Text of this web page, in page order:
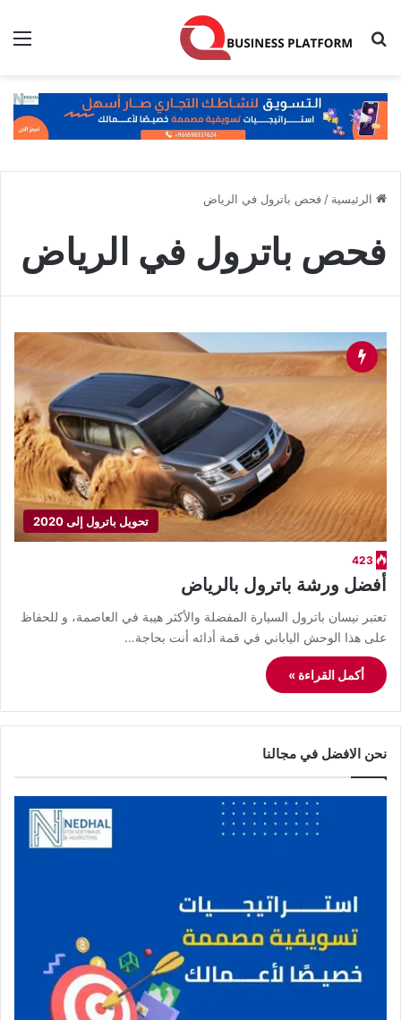
بحث عن
الرئيسية / فحص باترول في الرياض
فحص باترول في الرياض
تحويل باترول إلى 2020
423
أفضل ورشة باترول بالرياض
​تعتبر نيسان باترول السيارة المفضلة والأكثر هيبة في العاصمة، و للحفاظ
على هذا الوحش الياباني في قمة أدائه أنت بحاجة…
أكمل القراءة »
نحن الافضل في مجالنا